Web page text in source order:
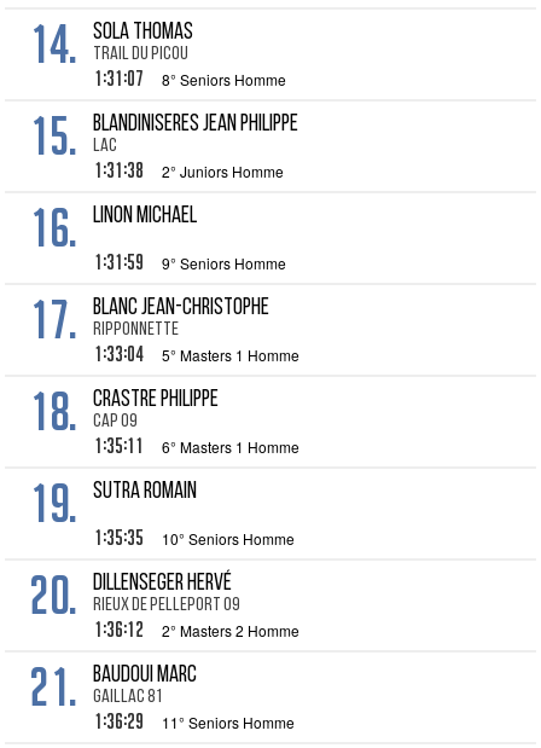
14. SOLA Thomas
Trail du Picou
1:31:07 8° Seniors Homme
15. BLANDINISERES Jean Philippe
LAC
1:31:38 2° Juniors Homme
16. LINON Michael
1:31:59 9° Seniors Homme
17. BLANC Jean-Christophe
ripponnette
1:33:04 5° Masters 1 Homme
18. CRASTRE Philippe
CAP 09
1:35:11 6° Masters 1 Homme
19. SUTRA Romain
1:35:35 10° Seniors Homme
20. DILLENSEGER Hervé
Rieux de Pelleport 09
1:36:12 2° Masters 2 Homme
21. BAUDOUI Marc
Gaillac 81
1:36:29 11° Seniors Homme